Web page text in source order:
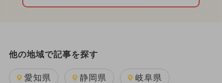
他の地域で記事を探す
愛知県 静岡県 岐阜県